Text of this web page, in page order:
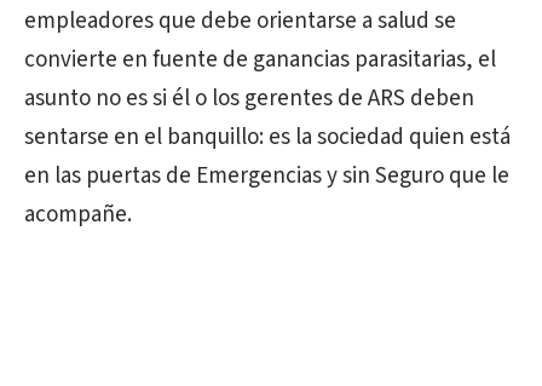
empleadores que debe orientarse a salud se
convierte en fuente de ganancias parasitarias, el
asunto no es si él o los gerentes de ARS deben
sentarse en el banquillo: es la sociedad quien está
en las puertas de Emergencias y sin Seguro que le
acompañe.